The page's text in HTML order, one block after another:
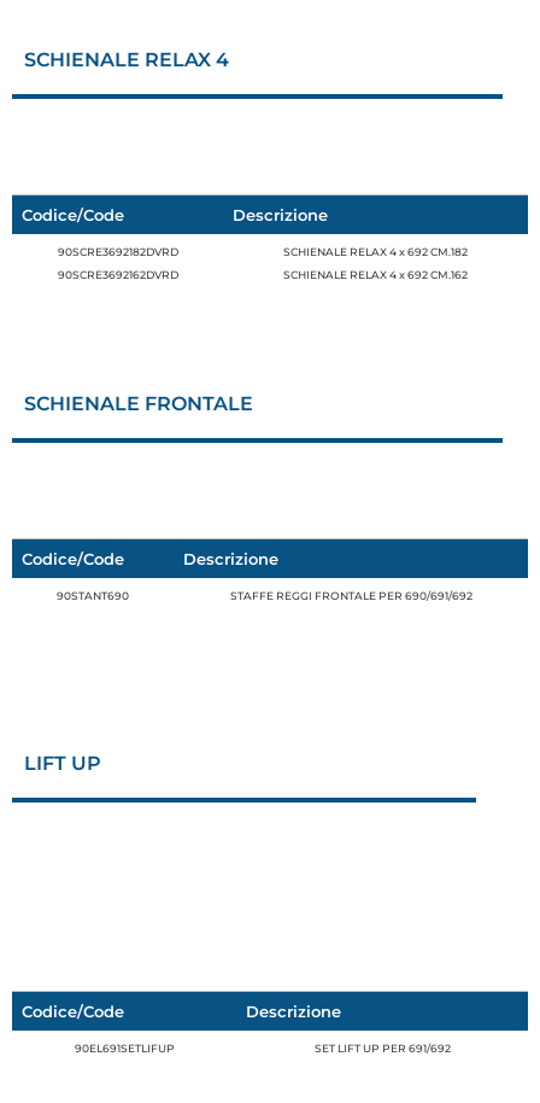
SCHIENALE RELAX 4
Codice/Code Descrizione
90SCRE3692182DVRD
SCHIENALE RELAX 4 x 692 CM.182
90SCRE3692162DVRD
SCHIENALE RELAX 4 x 692 CM.162
SCHIENALE FRONTALE
Codice/Code Descrizione
90STANT690 STAFFE REGGI FRONTALE PER 690/691/692
LIFT UP
Codice/Code Descrizione
90EL691SETLIFUP SET LIFT UP PER 691/692